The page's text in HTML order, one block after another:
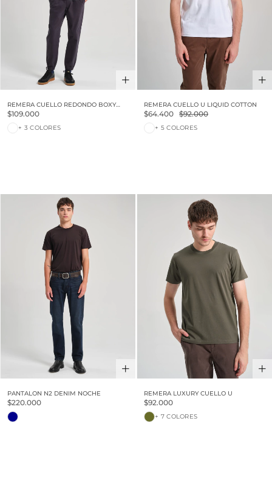
REMERA CUELLO REDONDO BOXY
LUXURY TOUCH
$109.000
+ 3 COLORES
REMERA CUELLO U LIQUID COTTON
$64.400 $92.000
+ 5 COLORES
PANTALON N2 DENIM NOCHE
$220.000
REMERA LUXURY CUELLO U
$92.000
+ 7 COLORES